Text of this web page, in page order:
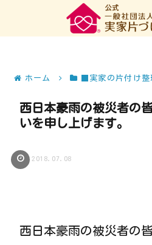
ホーム ■実家の片付け整
西日本豪雨の被災者の
いを申し上げます。
2018.07.08
西日本豪雨の被災者の